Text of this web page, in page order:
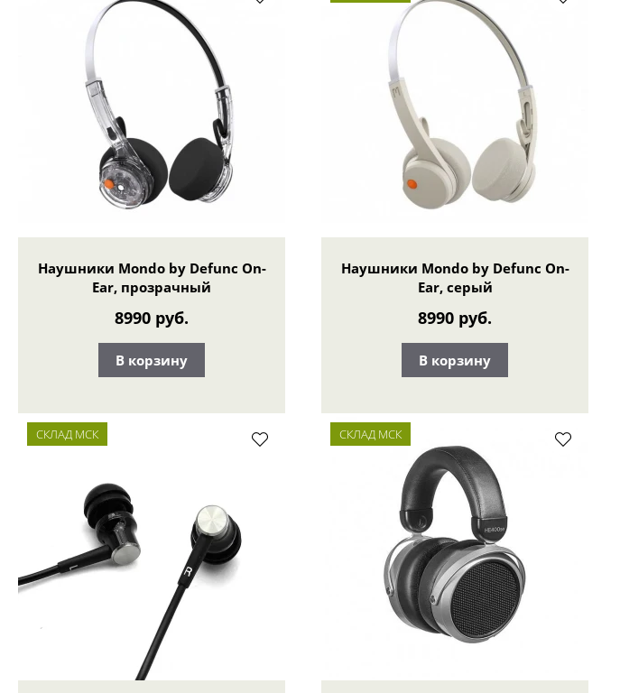
Наушники Mondo by Defunc On-
Ear, прозрачный
8990 руб.
В корзину
Наушники Mondo by Defunc On-
Ear, серый
8990 руб.
В корзину
СКЛАД МСК СКЛАД МСК